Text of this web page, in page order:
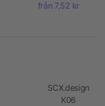
från 7,52 kr
SCX.design
K06